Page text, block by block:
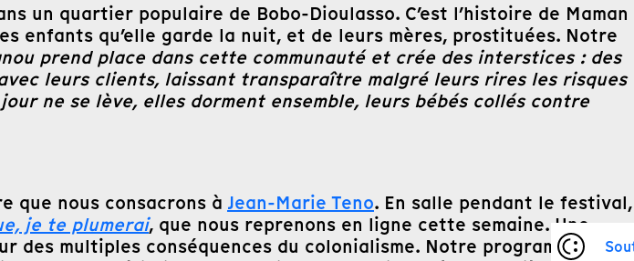
un quartier populaire de Bobo-Dioulasso. C’est l’histoire de Maman
enfants qu’elle garde la nuit, et de leurs mères, prostituées. Notre
prend place dans cette communauté et crée des interstices : des
leurs clients, laissant transparaître malgré leurs rires les risques
ne se lève, elles dorment ensemble, leurs bébés collés contre
que nous consacrons à Jean-Marie Teno. En salle pendant le festival,
je te plumerai, que nous reprenons en ligne cette semaine. Une
multiples conséquences du colonialisme. Notre programmateur